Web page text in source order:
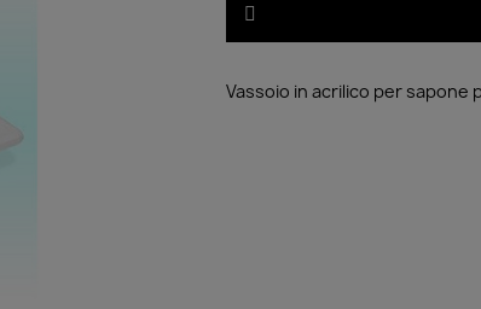
Vassoio in acrilico per sapone